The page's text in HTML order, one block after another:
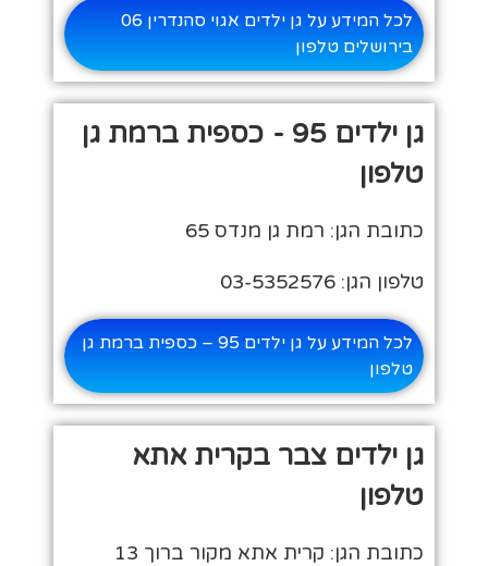
לכל המידע על גן ילדים אגוי סהנדרין 06
בירושלים טלפון
גן ילדים 95 - כספית ברמת גן
טלפון
כתובת הגן: רמת גן מנדס 65
טלפון הגן: 03-5352576
לכל המידע על גן ילדים 95 – כספית ברמת גן
טלפון
גן ילדים צבר בקרית אתא
טלפון
כתובת הגן: קרית אתא מקור ברוך 13